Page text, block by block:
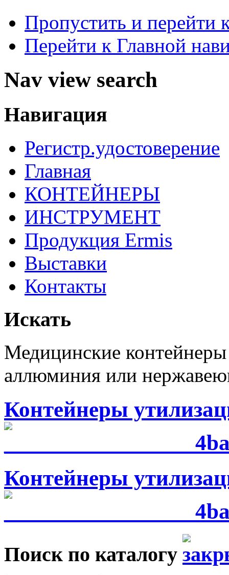
Пропустить и перейти
Перейти к Главной
Nav view search
Навигация
Регистр.удостоверение
Главная
КОНТЕЙНЕРЫ
ИНСТРУМЕНТ
Продукция Ermis
Выставки
Контакты
Искать
Медицинские
аллюминия или
Контейнеры
Контейнеры
Поиск по каталогу